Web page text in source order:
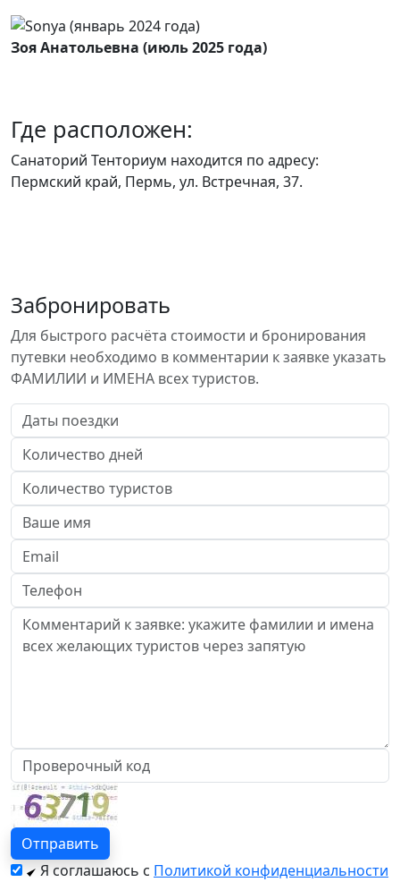
Зоя Анатольевна (июль 2025 года)
Где расположен:
Санаторий Тенториум находится по адресу:
Пермский край, Пермь, ул. Встречная, 37.
Забронировать
Для быстрого расчёта стоимости и бронирования
путевки необходимо в комментарии к заявке указать
ФАМИЛИИ и ИМЕНА всех туристов.
Я соглашаюсь с Политикой конфиденциальности